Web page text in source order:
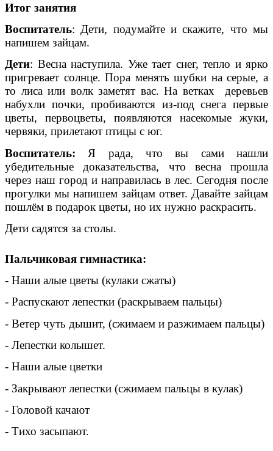
Итог занятия
Воспитатель: Дети, подумайте и скажите, что мы
напишем зайцам.
Дети: Весна наступила. Уже тает снег, тепло и ярко
пригревает солнце. Пора менять шубки на серые, а
то лиса или волк заметят вас. На ветках деревьев
набухли почки, пробиваются из-под снега первые
цветы, первоцветы, появляются насекомые жуки,
червяки, прилетают птицы с юг.
Воспитатель: Я рада, что вы сами нашли
убедительные доказательства, что весна прошла
через наш город и направилась в лес. Сегодня после
прогулки мы напишем зайцам ответ. Давайте зайцам
пошлём в подарок цветы, но их нужно раскрасить.
Дети садятся за столы.
Пальчиковая гимнастика:
- Наши алые цветы (кулаки сжаты)
- Распускают лепестки (раскрываем пальцы)
- Ветер чуть дышит, (сжимаем и разжимаем пальцы)
- Лепестки колышет.
- Наши алые цветки
- Закрывают лепестки (сжимаем пальцы в кулак)
- Головой качают
- Тихо засыпают.